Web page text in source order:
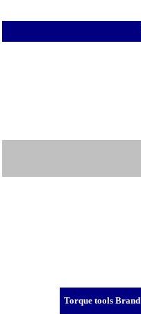
Torque tools Brand